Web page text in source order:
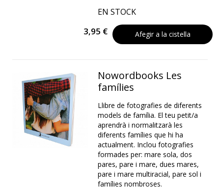
EN STOCK
3,95 € Afegir a la cistella
Nowordbooks Les
famílies
Llibre de fotografies de diferents
models de família. El teu petit/a
aprendrà i normalitzarà les
diferents famílies que hi ha
actualment. Inclou fotografies
formades per: mare sola, dos
pares, pare i mare, dues mares,
pare i mare multiracial, pare sol i
famílies nombroses.